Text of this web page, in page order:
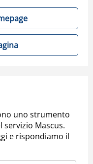
uno strumento
Mascus.
e rispondiamo il